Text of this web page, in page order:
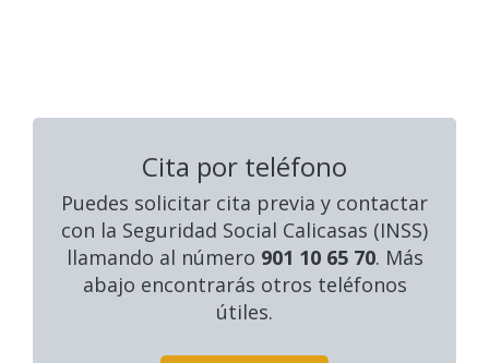
Cita por teléfono
Puedes solicitar cita previa y contactar
con la Seguridad Social Calicasas (INSS)
llamando al número 901 10 65 70. Más
abajo encontrarás otros teléfonos
útiles.